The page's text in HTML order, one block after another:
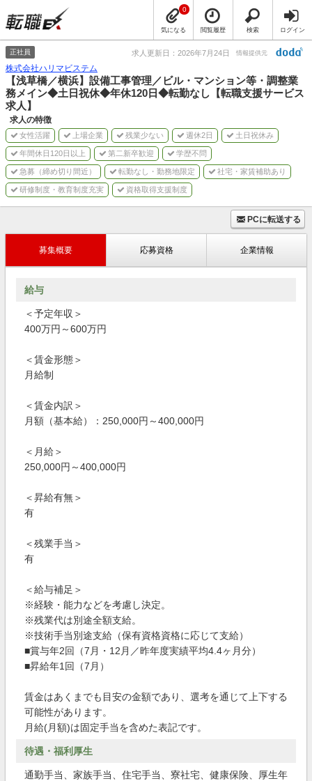
気になる
0
閲覧履歴 検索 ログイン
正社員 求人更新日：2026年7月24日 情報提供元
株式会社ハリマビステム
【浅草橋／横浜】設備工事管理／ビル・マンション等・調整業
務メイン◆土日祝休◆年休120日◆転勤なし【転職支援サービス
求人】
求人の特徴
女性活躍 上場企業 残業少ない 週休2日 土日祝休み
年間休日120日以上 第二新卒歓迎 学歴不問
急募（締め切り間近） 転勤なし・勤務地限定 社宅・家賃補助あり
研修制度・教育制度充実 資格取得支援制度
PCに転送する
募集概要 応募資格 企業情報
給与
＜予定年収＞
400万円～600万円
＜賃金形態＞
月給制
＜賃金内訳＞
月額（基本給）：250,000円～400,000円
＜月給＞
250,000円～400,000円
＜昇給有無＞
有
＜残業手当＞
有
＜給与補足＞
※経験・能力などを考慮し決定。
※残業代は別途全額支給。
※技術手当別途支給（保有資格資格に応じて支給）
■賞与年2回（7月・12月／昨年度実績平均4.4ヶ月分）
■昇給年1回（7月）
賃金はあくまでも目安の金額であり、選考を通じて上下する
可能性があります。
月給(月額)は固定手当を含めた表記です。
待遇・福利厚生
通勤手当、家族手当、住宅手当、寮社宅、健康保険、厚生年